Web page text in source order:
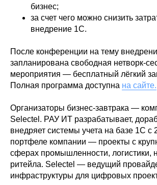
бизнес;
за счет чего можно снизить
внедрение 1С.
После конференции на тему
запланирована свободная нетворк-
мероприятия — бесплатный лёгкий
Полная программа доступна на сайте.
Организаторы бизнес-завтрака —
Selectel. РАУ ИТ разрабатывает,
внедряет системы учета на базе 1С с
портфеле компании — проекты с
сферах промышленности, логистики,
ритейла. Selectel — ведущий
инфраструктуры для цифровых